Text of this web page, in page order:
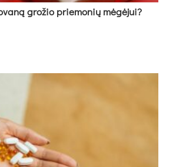
grožio priemonių mėgėjui?